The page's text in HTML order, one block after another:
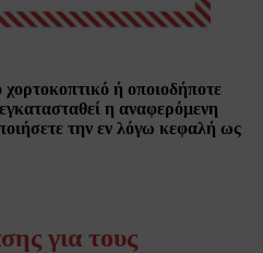
ή οποιοδήποτε
η αναφερόμενη
την εν λόγω κεφαλή ως
για τους